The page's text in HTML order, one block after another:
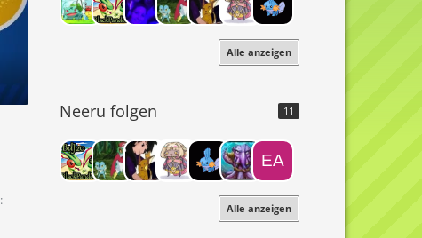
Alle anzeigen
Neeru folgen 11
Alle anzeigen